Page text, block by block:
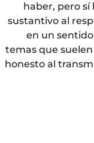
haber, pero sí
sustantivo al
en un
temas que
honesto al